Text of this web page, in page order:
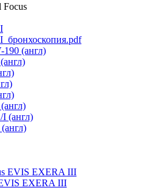
(англ)
(англ)
EXERA III